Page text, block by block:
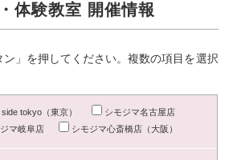
体験教室 開催情報
」を押してください。複数の項目を選択
tokyo（東京）
シモジマ名古屋店
マ岐阜店
シモジマ心斎橋店（大阪）